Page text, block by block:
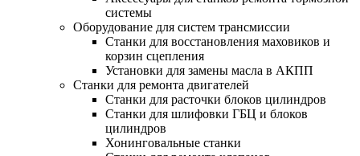
системы
Оборудование для систем трансмиссии
Станки для восстановления маховиков и
корзин сцепления
Установки для замены масла в АКПП
Станки для ремонта двигателей
Станки для расточки блоков цилиндров
Станки для шлифовки ГБЦ и блоков
цилиндров
Хонинговальные станки